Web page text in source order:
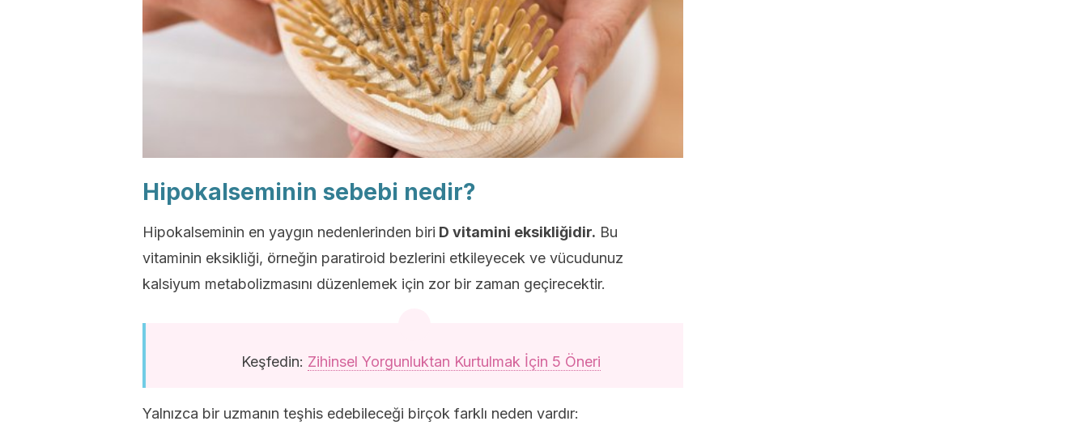
Hipokalseminin sebebi nedir?
Hipokalseminin en yaygın nedenlerinden biri D vitamini eksikliğidir. Bu
vitaminin eksikliği, örneğin paratiroid bezlerini etkileyecek ve vücudunuz
kalsiyum metabolizmasını düzenlemek için zor bir zaman geçirecektir.
Keşfedin: Zihinsel Yorgunluktan Kurtulmak İçin 5 Öneri
Yalnızca bir uzmanın teşhis edebileceği birçok farklı neden vardır: